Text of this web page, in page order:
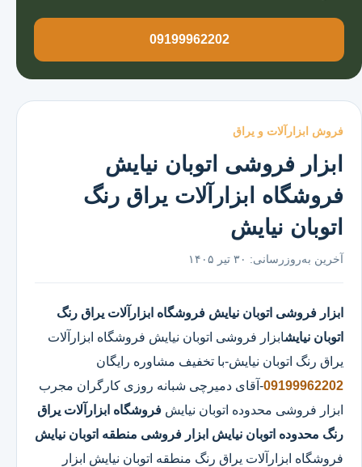
فروش ابزارآلات و یراق
ابزار فروشی اتوبان نیایش
فروشگاه ابزارآلات یراق رنگ
اتوبان نیایش
آخرین به‌روزرسانی: ۳۰ تیر ۱۴۰۵
ابزار فروشی اتوبان نیایش فروشگاه ابزارآلات یراق رنگ
اتوبان نیایشابزار فروشی اتوبان نیایش فروشگاه ابزارآلات
یراق رنگ اتوبان نیایش-با تخفیف مشاوره رایگان
09199962202-آقای دمیرچی شبانه روزی کارگران مجرب
ابزار فروشی محدوده اتوبان نیایش فروشگاه ابزارآلات یراق
رنگ محدوده اتوبان نیایش ابزار فروشی منطقه اتوبان نیایش
فروشگاه ابزارآلات یراق رنگ منطقه اتوبان نیایش ابزار
09199962202